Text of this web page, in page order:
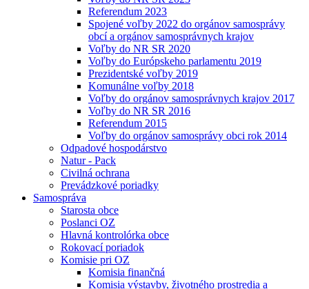
Referendum 2023
Spojené voľby 2022 do orgánov samosprávy
obcí a orgánov samosprávnych krajov
Voľby do NR SR 2020
Voľby do Európskeho parlamentu 2019
Prezidentské voľby 2019
Komunálne voľby 2018
Voľby do orgánov samosprávnych krajov 2017
Voľby do NR SR 2016
Referendum 2015
Voľby do orgánov samosprávy obci rok 2014
Odpadové hospodárstvo
Natur - Pack
Civilná ochrana
Prevádzkové poriadky
Samospráva
Starosta obce
Poslanci OZ
Hlavná kontrolórka obce
Rokovací poriadok
Komisie pri OZ
Komisia finančná
Komisia výstavby, životného prostredia a